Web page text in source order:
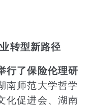
转型新路径
行了保险伦理研
南师范大学哲学
化促进会、湖南